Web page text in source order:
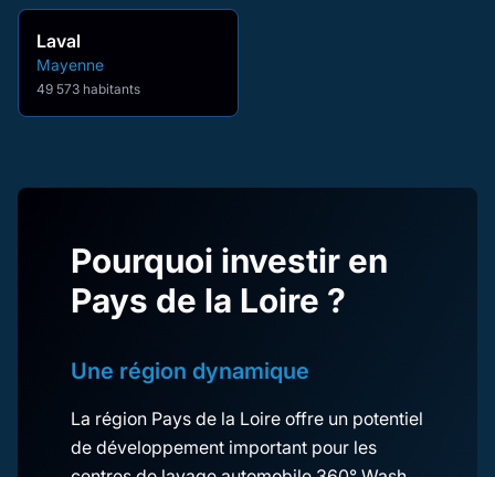
Laval
Mayenne
49 573 habitants
Pourquoi investir en
Pays de la Loire ?
Une région dynamique
La région Pays de la Loire offre un potentiel
de développement important pour les